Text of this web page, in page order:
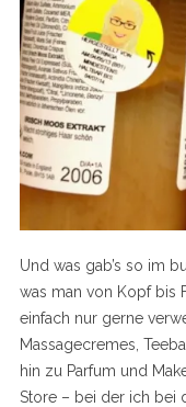
Und was gab’s so im
was man von Kopf bis
einfach nur gerne
Massagecremes,
hin zu Parfum und
Store – bei der ich bei